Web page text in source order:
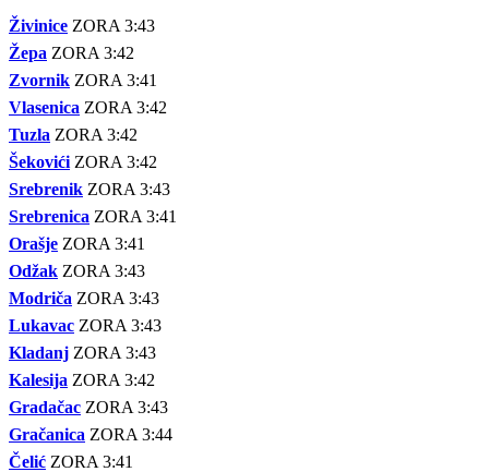
Živinice ZORA 3:43
Žepa ZORA 3:42
Zvornik ZORA 3:41
Vlasenica ZORA 3:42
Tuzla ZORA 3:42
Šekovići ZORA 3:42
Srebrenik ZORA 3:43
Srebrenica ZORA 3:41
Orašje ZORA 3:41
Odžak ZORA 3:43
Modriča ZORA 3:43
Lukavac ZORA 3:43
Kladanj ZORA 3:43
Kalesija ZORA 3:42
Gradačac ZORA 3:43
Gračanica ZORA 3:44
Čelić ZORA 3:41